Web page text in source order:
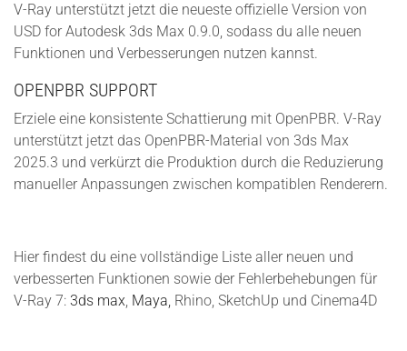
V-Ray unterstützt jetzt die neueste offizielle Version von
USD for Autodesk 3ds Max 0.9.0, sodass du alle neuen
Funktionen und Verbesserungen nutzen kannst.
OPENPBR SUPPORT
Erziele eine konsistente Schattierung mit OpenPBR. V-Ray
unterstützt jetzt das OpenPBR-Material von 3ds Max
2025.3 und verkürzt die Produktion durch die Reduzierung
manueller Anpassungen zwischen kompatiblen Renderern.
Hier findest du eine vollständige Liste aller neuen und
verbesserten Funktionen sowie der Fehlerbehebungen für
V-Ray 7: 3ds max, Maya, Rhino, SketchUp und Cinema4D